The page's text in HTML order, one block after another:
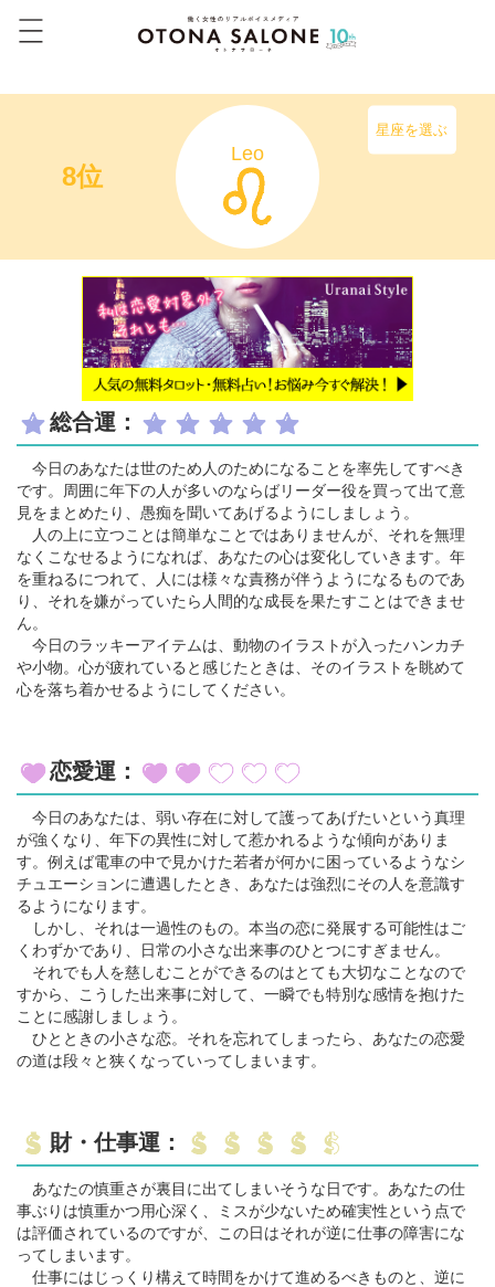
8位
Leo
星座を選ぶ
総合運：
今日のあなたは世のため人のためになることを率先してすべき
です。周囲に年下の人が多いのならばリーダー役を買って出て意
見をまとめたり、愚痴を聞いてあげるようにしましょう。
人の上に立つことは簡単なことではありませんが、それを無理
なくこなせるようになれば、あなたの心は変化していきます。年
を重ねるにつれて、人には様々な責務が伴うようになるものであ
り、それを嫌がっていたら人間的な成長を果たすことはできませ
ん。
今日のラッキーアイテムは、動物のイラストが入ったハンカチ
や小物。心が疲れていると感じたときは、そのイラストを眺めて
心を落ち着かせるようにしてください。
恋愛運：
今日のあなたは、弱い存在に対して護ってあげたいという真理
が強くなり、年下の異性に対して惹かれるような傾向がありま
す。例えば電車の中で見かけた若者が何かに困っているようなシ
チュエーションに遭遇したとき、あなたは強烈にその人を意識す
るようになります。
しかし、それは一過性のもの。本当の恋に発展する可能性はご
くわずかであり、日常の小さな出来事のひとつにすぎません。
それでも人を慈しむことができるのはとても大切なことなので
すから、こうした出来事に対して、一瞬でも特別な感情を抱けた
ことに感謝しましょう。
ひとときの小さな恋。それを忘れてしまったら、あなたの恋愛
の道は段々と狭くなっていってしまいます。
財・仕事運：
あなたの慎重さが裏目に出てしまいそうな日です。あなたの仕
事ぶりは慎重かつ用心深く、ミスが少ないため確実性という点で
は評価されているのですが、この日はそれが逆に仕事の障害にな
ってしまいます。
仕事にはじっくり構えて時間をかけて進めるべきものと、逆に